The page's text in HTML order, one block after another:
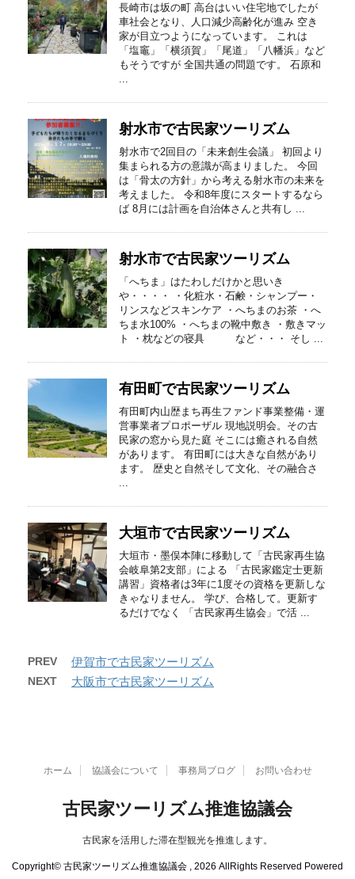
長崎市は坂の町 高台はいい住宅地でしたが
車社会となり、人口減少高齢化が進み 空き
家が目立つようになっています。 これは
「塩竈」「横須賀」「尾道」「八幡浜」など
もそうですが 全国共通の問題です。 石原和
...
射水市で古民家ツーリズム
射水市で2回目の「未来創生会議」 初回より
集まられる方の意識が高まりました。 今回
は「骨太の方針」から考える射水市の未来を
考えました。 令和8年度にスタートするなら
ば 8月には計画を自治体さんと共有し ...
射水市で古民家ツーリズム
「へちま」はたわしだけかと思いき
や・・・・ ・化粧水・石鹸・シャンプー・
リンスなどスキンケア ・へちまのお茶 ・へ
ちま水100% ・へちまの靴中敷き ・敷きマッ
ト ・枕などの寝具 など・・・ そし ...
有田町で古民家ツーリズム
有田町内山歴まち再生ファンド事業整備・運
営事業者プロポーザル 現地説明会。その古
民家の窓から見た庭 そこには癒される自然
があります。 有田町には大きな自然があり
ます。 歴史と自然そして文化、その融合さ
...
大垣市で古民家ツーリズム
大垣市・墨俣本陣に移動して「古民家再生協
会岐阜第2支部」による 「古民家鑑定士更新
講習」資格者は3年に1度その資格を更新しな
きゃなりません。 学び、合格して。更新す
るだけでなく 「古民家再生協会」で活 ...
PREV 伊賀市で古民家ツーリズム
NEXT 大阪市で古民家ツーリズム
ホーム 協議会について 事務局ブログ お問い合わせ
古民家ツーリズム推進協議会
古民家を活用した滞在型観光を推進します。
Copyright© 古民家ツーリズム推進協議会 , 2026 AllRights Reserved Powered